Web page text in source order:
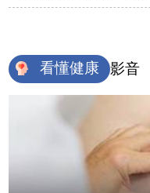
看懂健康 影音